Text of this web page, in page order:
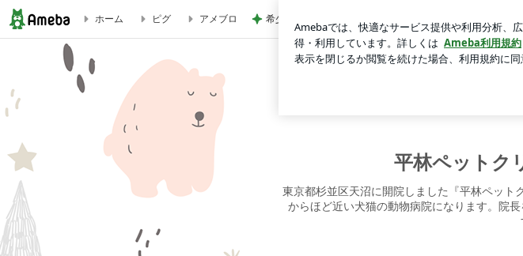
平林ペットクリニックのブログ
ホーム ピグ アメブロ 希少で特別なお線香でのご供養
平林ペットク
東京都杉並区天沼に開院しました『平林ペット
からほど近い犬猫の動物病院になります。院